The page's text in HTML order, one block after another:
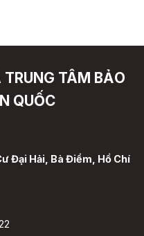
TÂM BẢO
QUỐC
Đại Hải, Bà Điểm, Hồ Chí